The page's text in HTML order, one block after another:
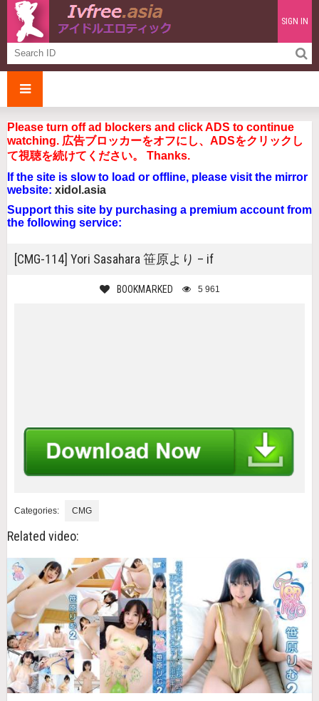
SIGN IN
Please turn off ad blockers and click ADS to continue
watching. 広告ブロッカーをオフにし、ADSをクリックし
て視聴を続けてください。 Thanks.
If the site is slow to load or offline, please visit the mirror
website: xidol.asia
Support this site by purchasing a premium account from
the following service:
[CMG-114] Yori Sasahara 笹原より – if
BOOKMARKED 5 961
Categories: CMG
Related video: